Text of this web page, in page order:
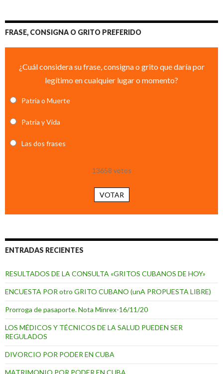
FRASE, CONSIGNA O GRITO PREFERIDO
¿Cuál considera su frase, consigna o grito que daría por
legítimo en cualquier lugar o momento?
Patria o Muerte
Patria y Vida
Las dos frases
13658 votos
VOTAR
ENTRADAS RECIENTES
RESULTADOS DE LA CONSULTA «GRITOS CUBANOS DE HOY»
ENCUESTA POR otro GRITO CUBANO (unA PROPUESTA LIBRE)
Prorroga de pasaporte. Nota Minrex-16/11/20
LOS MÉDICOS Y TÉCNICOS DE LA SALUD PUEDEN SER
REGULADOS
DIVORCIO POR PODER EN CUBA
MATRIMONIO POR PODER EN CUBA